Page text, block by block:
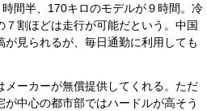
間半、170キロのモデルが９時間。冷
割ほどは走行が可能だという。中国
見られるが、毎日通勤に利用しても
ーカーが無償提供してくれる。ただ
中心の都市部ではハードルが高そう